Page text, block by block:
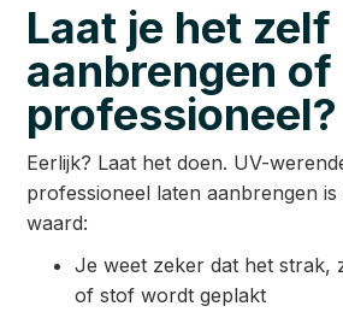
Laat je het zelf
aanbrengen of
professioneel?
Eerlijk? Laat het doen. UV-
professioneel laten aanbrengen is
waard:
Je weet zeker dat het strak,
of stof wordt geplakt